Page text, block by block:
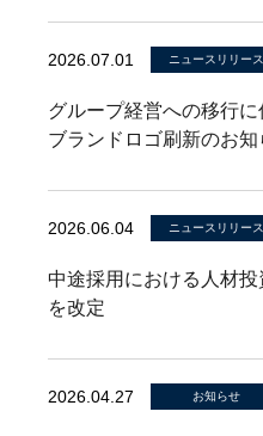
2026.07.01 ニュースリリース
グループ経営への移行
ブランドロゴ刷新のお知
2026.06.04 ニュースリリース
中途採用における人材
を改定
2026.04.27 お知らせ